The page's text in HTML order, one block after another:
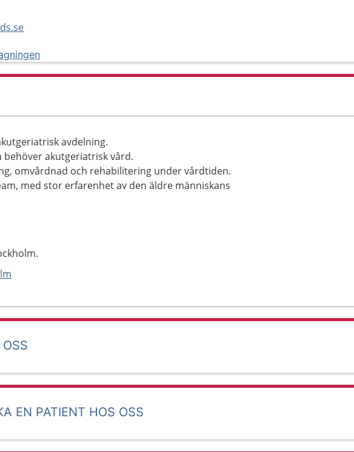
avdelning.
akutgeriatrisk vård.
omvårdnad och rehabilitering under vårdtiden.
med stor erfarenhet av den äldre människans
EN PATIENT HOS OSS